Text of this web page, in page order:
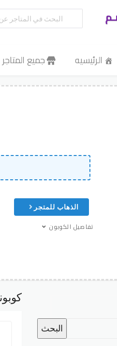
الرئيسيه جميع المتاجر
الذهاب للمتجر
تفاصيل الكوبون
البحث